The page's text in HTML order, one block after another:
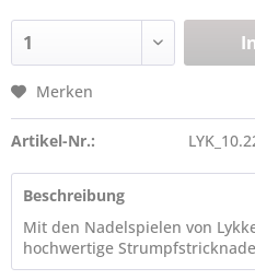
Merken
Artikel-Nr.:
Beschreibung
Mit den Nadelspielen von
hochwertige